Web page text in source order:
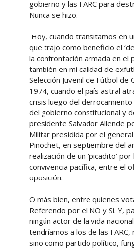
gobierno y las FARC para
Nunca se hizo.
Hoy, cuando transitamos en
que trajo como beneficio el
la confrontación armada en el
también en mi calidad de
Selección Juvenil de Fútbol de
1974, cuando el país astral
crisis luego del
del gobierno constitucional y
presidente Salvador Allende
Militar presidida por el
Pinochet, en septiembre del
realización de un ‘picadito’ por
convivencia pacífica, entre el
oposición.
O más bien, entre quienes
Referendo por el NO y Sí. Y,
ningún actor de la vida
tendríamos a los de las FARC,
sino como partido político,